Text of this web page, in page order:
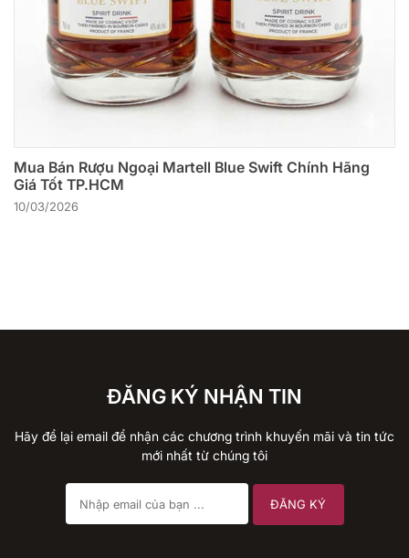
Mua Bán Rượu Ngoại Martell Blue Swift Chính Hãng
Giá Tốt TP.HCM
10/03/2026
ĐĂNG KÝ NHẬN TIN
Hãy để lại email để nhận các chương trình khuyến mãi và tin tức
mới nhất từ chúng tôi